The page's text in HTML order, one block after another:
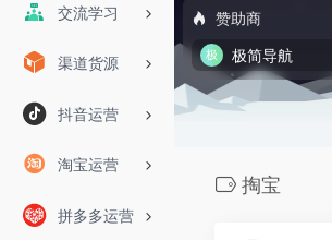
交流学习
渠道货源
抖音运营
淘宝运营
拼多多运营
赞助商
极简导航
掏宝